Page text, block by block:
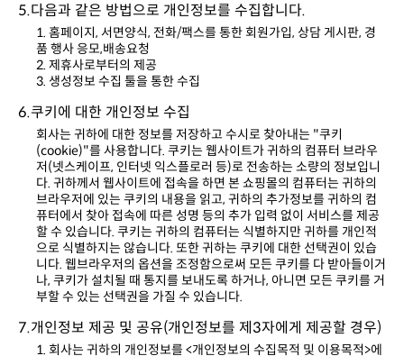
5.다음과 같은 방법으로 개인정보를 수집합니다.
품 행사 응모,배송요청
2. 제휴사로부터의 제공
3. 생성정보 수집 툴을 통한 수집
6.쿠키에 대한 개인정보 수집
부할 수 있는 선택권을 가질 수 있습니다.
7.개인정보 제공 및 공유(개인정보를 제3자에게 제공할 경우)